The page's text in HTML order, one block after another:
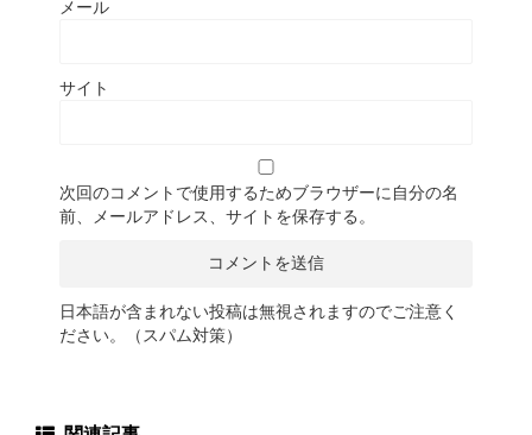
メール
サイト
次回のコメントで使用するためブラウザーに自分の名
前、メールアドレス、サイトを保存する。
日本語が含まれない投稿は無視されますのでご注意く
ださい。（スパム対策）